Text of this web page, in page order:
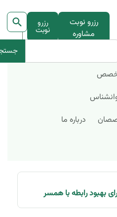
رزرو نوبت
مشاوره
رزرو
نوبت
درباره ما
بهبود رابطه با همسر